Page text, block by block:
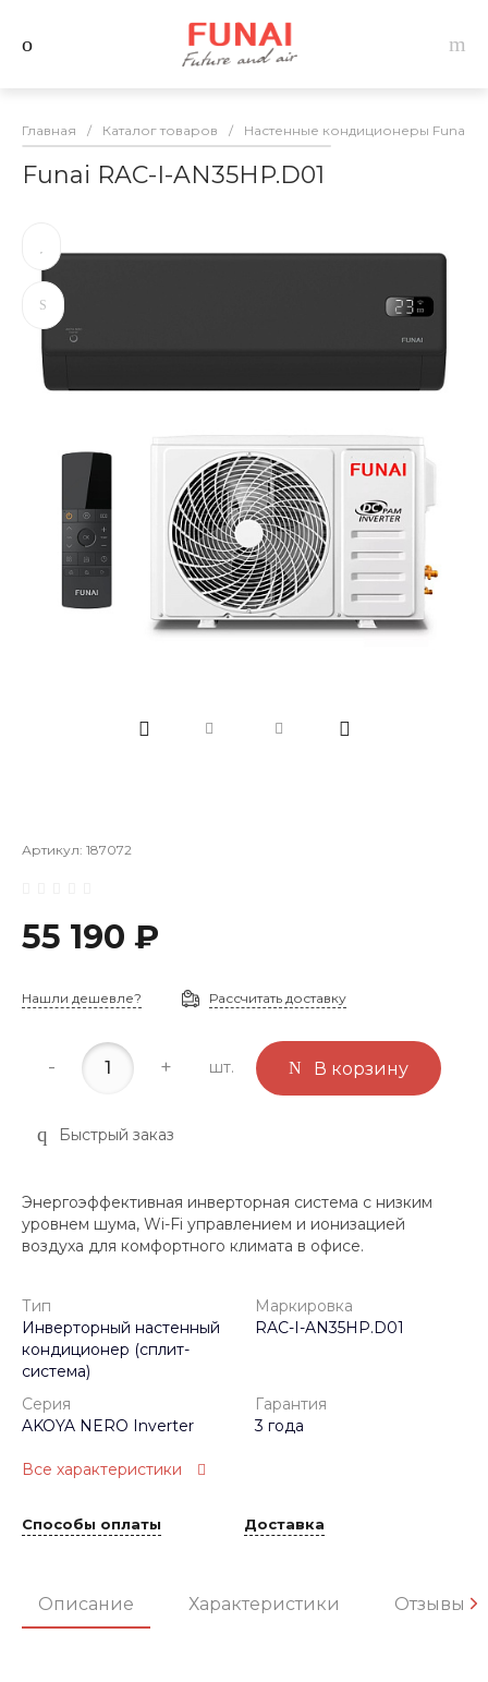
Главная / Каталог товаров / Настенные кондиционеры Funai
Funai RAC-I-AN35HP.D01
Артикул: 187072
55 190 ₽
Нашли дешевле? Рассчитать доставку
- + шт. В корзину
Быстрый заказ
Энергоэффективная инверторная система с низким
уровнем шума, Wi-Fi управлением и ионизацией
воздуха для комфортного климата в офисе.
Тип
Инверторный настенный
кондиционер (сплит-
система)
Маркировка
RAC-I-AN35HP.D01
Серия
AKOYA NERO Inverter
Гарантия
3 года
Все характеристики
Способы оплаты Доставка
Описание Характеристики Отзывы